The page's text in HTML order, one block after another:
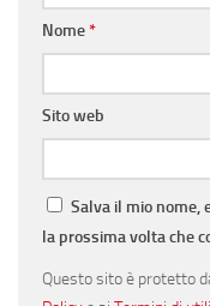
Nome*
Sito web
Salva il mio nome,
la prossima volta che
Questo sito è protetto